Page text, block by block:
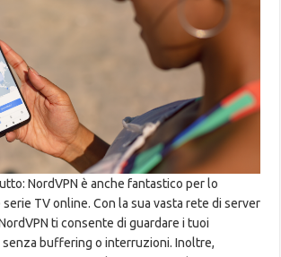
NordVPN è anche fantastico per lo
TV online. Con la sua vasta rete di server
ti consente di guardare i tuoi
buffering o interruzioni. Inoltre,